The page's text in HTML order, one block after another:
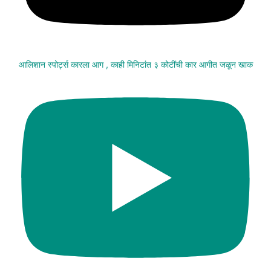
आलिशान स्पोर्ट्स कारला आग , काही मिनिटांत ३ कोटींची कार आगीत जळून खाक